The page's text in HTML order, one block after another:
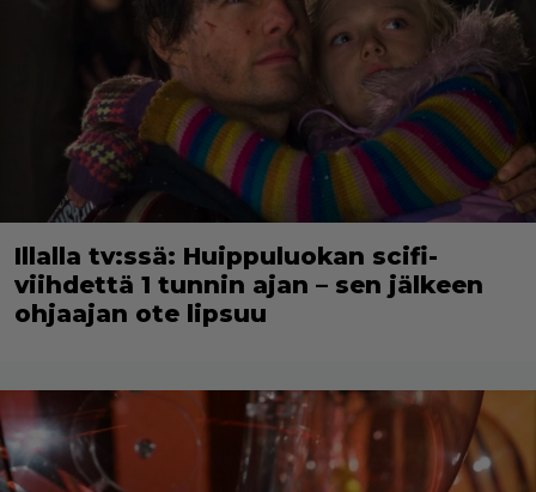
Illalla tv:ssä: Huippuluokan scifi-
viihdettä 1 tunnin ajan – sen jälkeen
ohjaajan ote lipsuu